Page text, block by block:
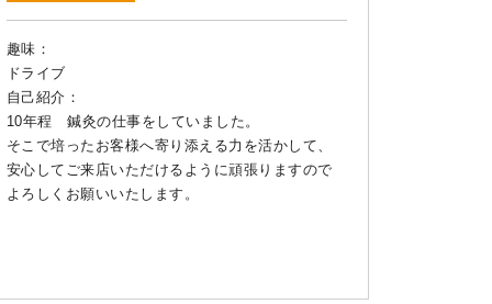
趣味：
ドライブ
自己紹介：
10年程 鍼灸の仕事をしていました。
そこで培ったお客様へ寄り添える力を活かして、
安心してご来店いただけるように頑張りますので
よろしくお願いいたします。